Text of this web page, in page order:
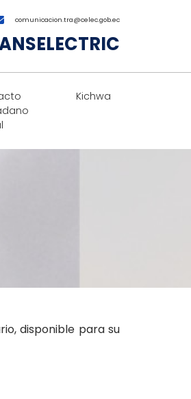
comunicacion.tra@celec.gob.ec
Kichwa
disponible para su